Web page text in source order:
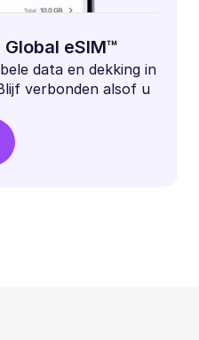
eSIM™
data en dekking in
verbonden alsof u